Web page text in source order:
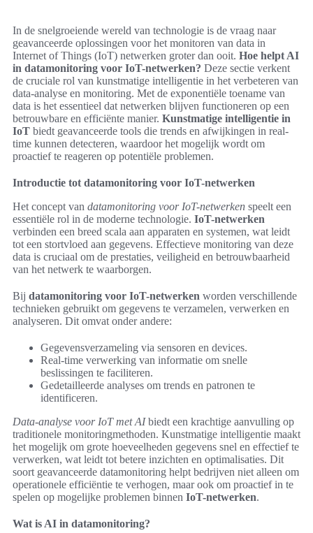
In de snelgroeiende wereld van technologie is de vraag naar
geavanceerde oplossingen voor het monitoren van data in
Internet of Things (IoT) netwerken groter dan ooit. Hoe helpt AI
in datamonitoring voor IoT-netwerken? Deze sectie verkent
de cruciale rol van kunstmatige intelligentie in het verbeteren van
data-analyse en monitoring. Met de exponentiële toename van
data is het essentieel dat netwerken blijven functioneren op een
betrouwbare en efficiënte manier. Kunstmatige intelligentie in
IoT biedt geavanceerde tools die trends en afwijkingen in real-
time kunnen detecteren, waardoor het mogelijk wordt om
proactief te reageren op potentiële problemen.
Introductie tot datamonitoring voor IoT-netwerken
Het concept van datamonitoring voor IoT-netwerken speelt een
essentiële rol in de moderne technologie. IoT-netwerken
verbinden een breed scala aan apparaten en systemen, wat leidt
tot een stortvloed aan gegevens. Effectieve monitoring van deze
data is cruciaal om de prestaties, veiligheid en betrouwbaarheid
van het netwerk te waarborgen.
Bij datamonitoring voor IoT-netwerken worden verschillende
technieken gebruikt om gegevens te verzamelen, verwerken en
analyseren. Dit omvat onder andere:
Gegevensverzameling via sensoren en devices.
Real-time verwerking van informatie om snelle
beslissingen te faciliteren.
Gedetailleerde analyses om trends en patronen te
identificeren.
Data-analyse voor IoT met AIbiedt een krachtige aanvulling op
traditionele monitoringmethoden. Kunstmatige intelligentie maakt
het mogelijk om grote hoeveelheden gegevens snel en effectief te
verwerken, wat leidt tot betere inzichten en optimalisaties. Dit
soort geavanceerde datamonitoring helpt bedrijven niet alleen om
operationele efficiëntie te verhogen, maar ook om proactief in te
spelen op mogelijke problemen binnen IoT-netwerken.
Wat is AI in datamonitoring?